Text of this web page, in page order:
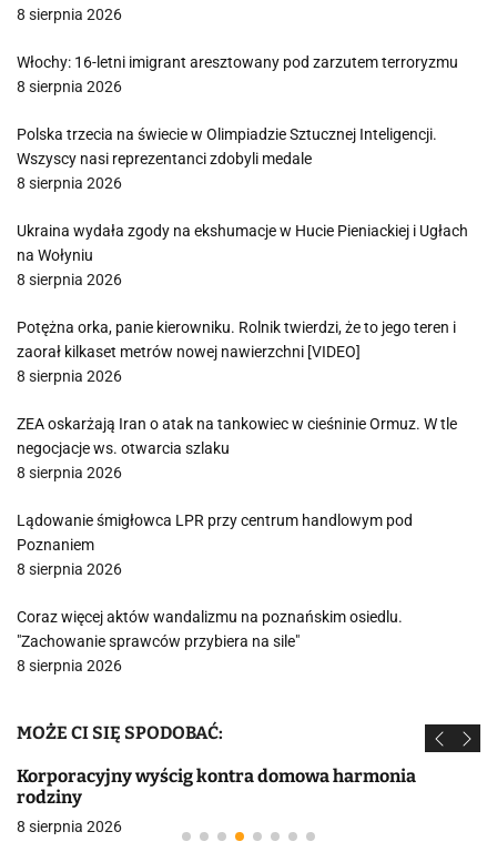
8 sierpnia 2026
Włochy: 16-letni imigrant aresztowany pod zarzutem terroryzmu
8 sierpnia 2026
Polska trzecia na świecie w Olimpiadzie Sztucznej Inteligencji.
Wszyscy nasi reprezentanci zdobyli medale
8 sierpnia 2026
Ukraina wydała zgody na ekshumacje w Hucie Pieniackiej i Ugłach
na Wołyniu
8 sierpnia 2026
Potężna orka, panie kierowniku. Rolnik twierdzi, że to jego teren i
zaorał kilkaset metrów nowej nawierzchni [VIDEO]
8 sierpnia 2026
ZEA oskarżają Iran o atak na tankowiec w cieśninie Ormuz. W tle
negocjacje ws. otwarcia szlaku
8 sierpnia 2026
Lądowanie śmigłowca LPR przy centrum handlowym pod
Poznaniem
8 sierpnia 2026
Coraz więcej aktów wandalizmu na poznańskim osiedlu.
"Zachowanie sprawców przybiera na sile"
8 sierpnia 2026
MOŻE CI SIĘ SPODOBAĆ:
Korporacyjny wyścig kontra domowa harmonia
rodziny
8 sierpnia 2026